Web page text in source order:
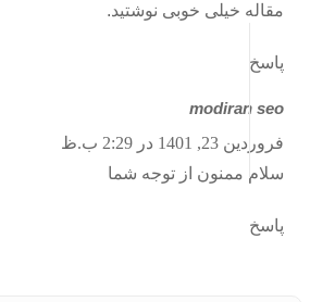
مقاله خیلی خوبی نوشتید.
پاسخ
modiran seo
فروردین 23, 1401 در 2:29 ب.ظ
سلام ممنون از توجه شما
پاسخ